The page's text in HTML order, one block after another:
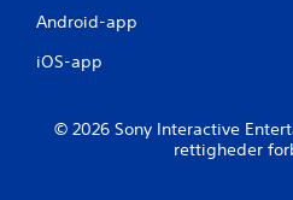
Android-app
iOS-app
© 2026 Sony Interactive
rettigheder